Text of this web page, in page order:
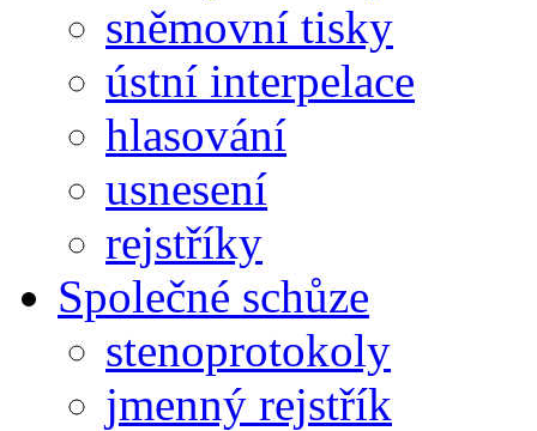
sněmovní tisky
ústní interpelace
hlasování
usnesení
rejstříky
Společné schůze
stenoprotokoly
jmenný rejstřík